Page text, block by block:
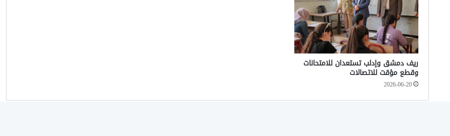
ريف دمشق وإدلب تستعدان للامتحانات
وقطع مؤقت للاتصالات
2026-06-20